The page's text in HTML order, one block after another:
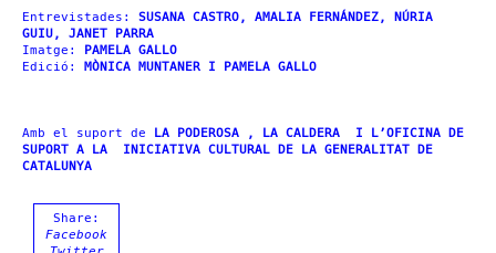
Entrevistades: SUSANA CASTRO, AMALIA FERNÁNDEZ, NÚRIA
GUIU, JANET PARRA
Imatge: PAMELA GALLO
Edició: MÒNICA MUNTANER I PAMELA GALLO
Amb el suport de LA PODEROSA , LA CALDERA I L’OFICINA DE
SUPORT A LA INICIATIVA CULTURAL DE LA GENERALITAT DE
CATALUNYA
Share:
Facebook